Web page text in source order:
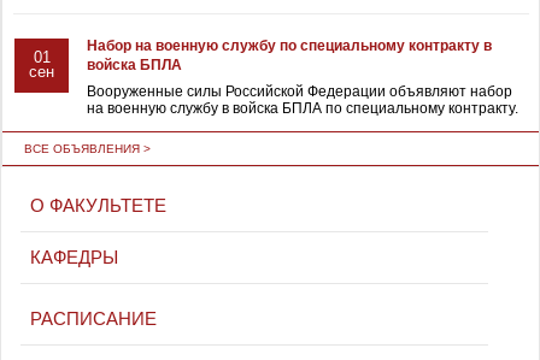
01
сен
Набор на военную службу по специальному контракту в
войска БПЛА
Вооруженные силы Российской Федерации объявляют набор
на военную службу в войска БПЛА по специальному контракту.
ВСЕ ОБЪЯВЛЕНИЯ >
О ФАКУЛЬТЕТЕ
КАФЕДРЫ
РАСПИСАНИЕ